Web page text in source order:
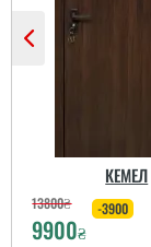
КЕМЕЛ
13800₴
9900₴
-3900